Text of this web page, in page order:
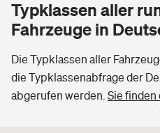
Typklassen aller
Fahrzeuge in
Die Typklassen aller
die Typklassenabfrage der
abgerufen werden. Sie finden